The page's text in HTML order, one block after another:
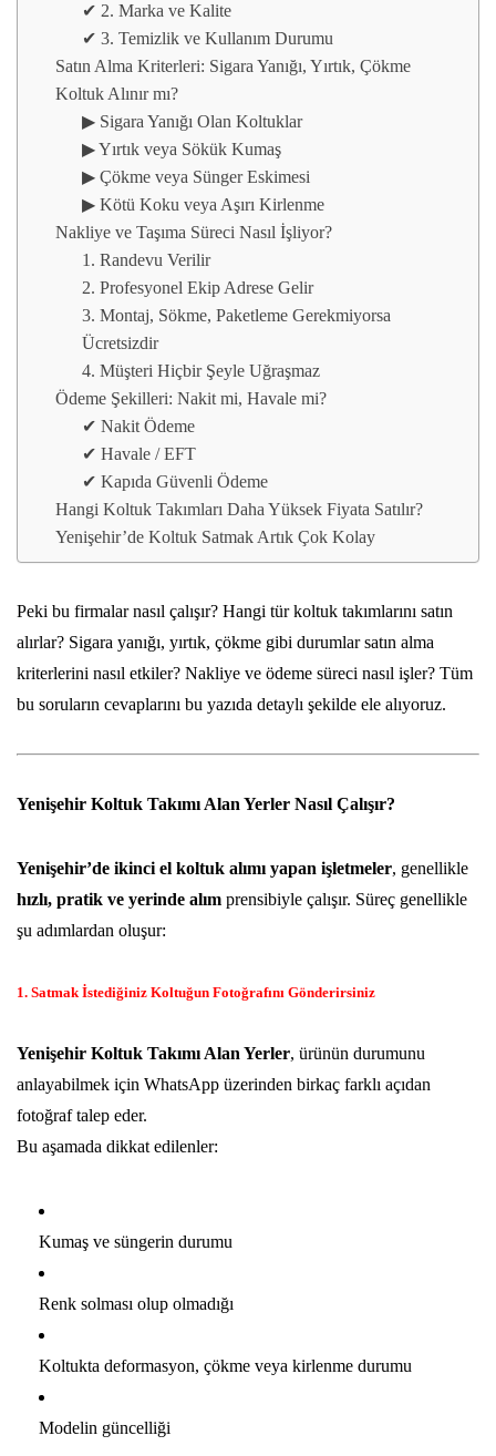
✔ 2. Marka ve Kalite
✔ 3. Temizlik ve Kullanım Durumu
Satın Alma Kriterleri: Sigara Yanığı, Yırtık, Çökme
Koltuk Alınır mı?
▶ Sigara Yanığı Olan Koltuklar
▶ Yırtık veya Sökük Kumaş
▶ Çökme veya Sünger Eskimesi
▶ Kötü Koku veya Aşırı Kirlenme
Nakliye ve Taşıma Süreci Nasıl İşliyor?
1. Randevu Verilir
2. Profesyonel Ekip Adrese Gelir
3. Montaj, Sökme, Paketleme Gerekmiyorsa
Ücretsizdir
4. Müşteri Hiçbir Şeyle Uğraşmaz
Ödeme Şekilleri: Nakit mi, Havale mi?
✔ Nakit Ödeme
✔ Havale / EFT
✔ Kapıda Güvenli Ödeme
Hangi Koltuk Takımları Daha Yüksek Fiyata Satılır?
Yenişehir’de Koltuk Satmak Artık Çok Kolay
Peki bu firmalar nasıl çalışır? Hangi tür koltuk takımlarını satın
alırlar? Sigara yanığı, yırtık, çökme gibi durumlar satın alma
kriterlerini nasıl etkiler? Nakliye ve ödeme süreci nasıl işler? Tüm
bu soruların cevaplarını bu yazıda detaylı şekilde ele alıyoruz.
Yenişehir Koltuk Takımı Alan Yerler Nasıl Çalışır?
Yenişehir’de ikinci el koltuk alımıyapan işletmeler, genellikle
hızlı, pratik ve yerinde alım prensibiyle çalışır. Süreç genellikle
şu adımlardan oluşur:
1. Satmak İstediğiniz Koltuğun Fotoğrafını Gönderirsiniz
Yenişehir Koltuk Takımı Alan Yerler, ürünün durumunu
anlayabilmek için WhatsApp üzerinden birkaç farklı açıdan
fotoğraf talep eder.
Bu aşamada dikkat edilenler:
Kumaş ve süngerin durumu
Renk solması olup olmadığı
Koltukta deformasyon, çökme veya kirlenme durumu
Modelin güncelliği